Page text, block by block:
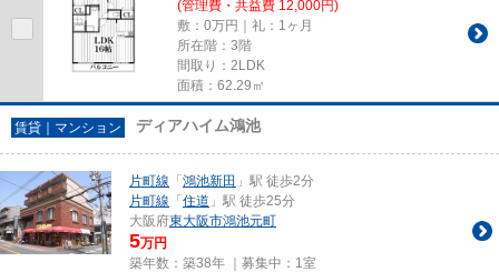
(管理費・共益費 12,000円)
敷：0万円｜礼：1ヶ月
所在階：3階
間取り：2LDK
面積：62.29㎡
賃貸｜マンション ディアハイム鴻池
片町線 「 鴻池新田 」駅 徒歩2分
片町線 「 住道 」駅 徒歩25分
大阪府東大阪市鴻池元町
5万円
築年数：築38年 ｜募集中： 1室